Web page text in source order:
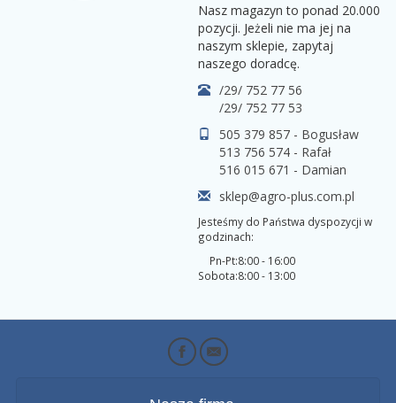
Nasz magazyn to ponad 20.000
pozycji. Jeżeli nie ma jej na
naszym sklepie, zapytaj
naszego doradcę.
/29/ 752 77 56
/29/ 752 77 53
505 379 857 - Bogusław
513 756 574 - Rafał
516 015 671 - Damian
sklep@agro-plus.com.pl
Jesteśmy do Państwa dyspozycji w
godzinach:
Pn-Pt:
Sobota:
8:00 - 16:00
8:00 - 13:00